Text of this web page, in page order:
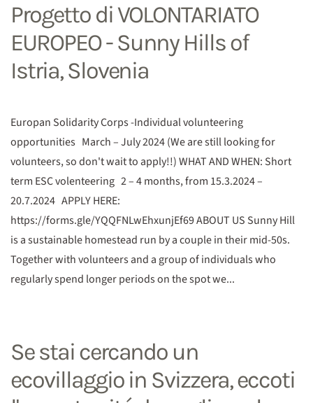
Progetto di VOLONTARIATO
EUROPEO - Sunny Hills of
Istria, Slovenia
Europan Solidarity Corps -Individual volunteering
opportunities March – July 2024 (We are still looking for
volunteers, so don't wait to apply!!) WHAT AND WHEN: Short
term ESC volenteering 2 – 4 months, from 15.3.2024 –
20.7.2024 APPLY HERE:
https://forms.gle/YQQFNLwEhxunjEf69 ABOUT US Sunny Hill
is a sustainable homestead run by a couple in their mid-50s.
Together with volunteers and a group of individuals who
regularly spend longer periods on the spot we...
Se stai cercando un
ecovillaggio in Svizzera, eccoti